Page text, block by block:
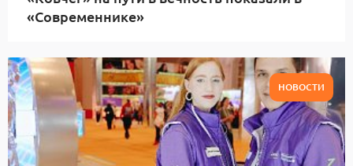
«Современнике»
НОВОСТИ